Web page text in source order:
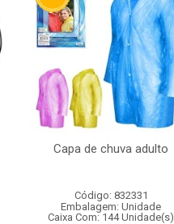
Capa de chuva adulto
Código: 832331
Embalagem: Unidade
Caixa Com: 144 Unidade(s)